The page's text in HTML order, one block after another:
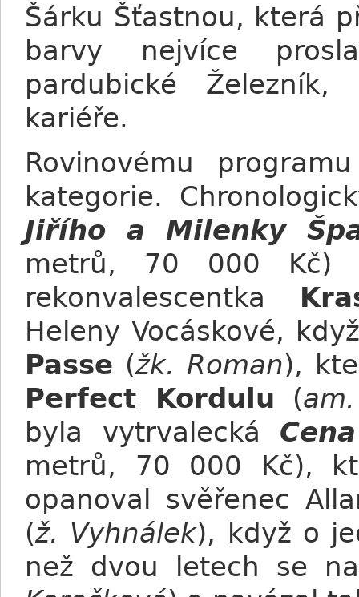
Šárku Šťastnou, která
barvy nejvíce
pardubické
kariéře.
Rovinovému
kategorie.
Jiřího a Milenky
metrů, 70 000 Kč)
rekonvalescentka
Heleny Vocáskové,
Passe (žk. Roman),
Perfect Kordulu (
byla vytrvalecká
metrů, 70 000 Kč),
opanoval svěřenec
(ž. Vyhnálek), když o
než dvou letech se